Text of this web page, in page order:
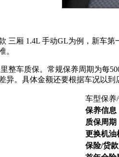
三厢 1.4L 手动GL为例，新车
。
整车质保。常规保养周期为每
异。具体金额还要根据车况以到
车型保养
保养信息
质保周期
更换机油
保险/贷款